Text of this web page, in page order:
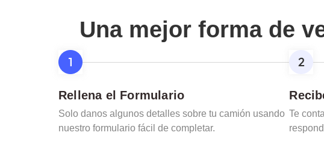
Una mejor forma de
Rellena el Formulario
Solo danos algunos detalles sobre tu camión usando
nuestro formulario fácil de completar.
Te